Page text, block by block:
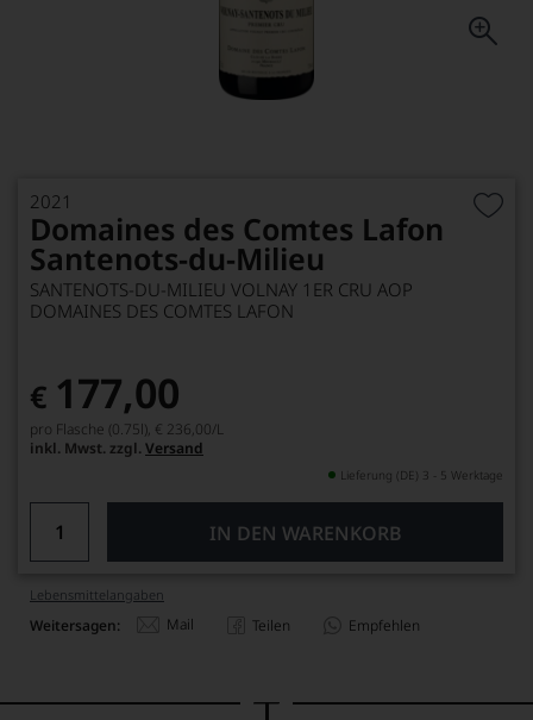
2021
Domaines des Comtes Lafon
Santenots-du-Milieu
SANTENOTS-DU-MILIEU VOLNAY 1ER CRU AOP
DOMAINES DES COMTES LAFON
€ 177,00
pro Flasche (0.75l), € 236,00/L
inkl. Mwst. zzgl. Versand
Lieferung (DE) 3 - 5 Werktage
IN DEN WARENKORB
Lebensmittel­angaben
Weitersagen: Mail Teilen Empfehlen